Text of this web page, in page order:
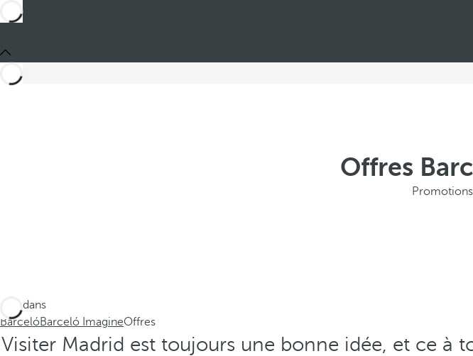
Offres
Ces dans
BarcelóBarceló ImagineOffres
Visiter Madrid est toujours une bonne idée, et ce à